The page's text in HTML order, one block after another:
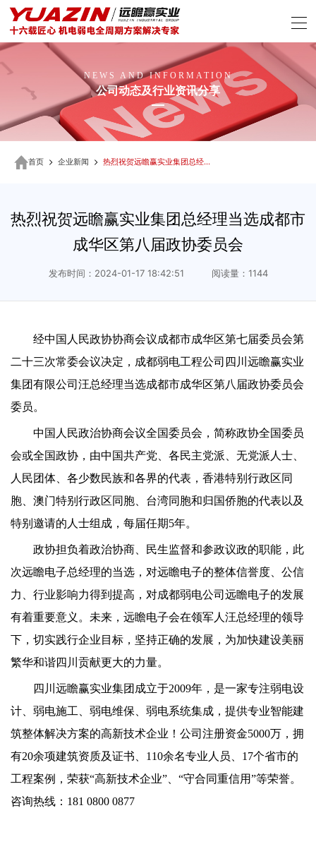
NEWS AND INFORMATION
公司动态及行业资讯分享
首页 企业新闻 热烈祝贺远瞻赢实业集团总经理当选成都市成华区第八届政协委员会
热烈祝贺远瞻赢实业集团总经理当选成都市
成华区第八届政协委员会
发布时间：2024-01-17 18:42:51 阅读量：1144
经中国人民政协协商会议成都市成华区第七届委员会第
二十三次常委会议决定，成都弱电工程公司四川远瞻赢实业
集团有限公司汪总经理当选成都市成华区第八届政协委员会
委员。
中国人民政治协商会议全国委员会，简称政协全国委员
会或全国政协，由中国共产党、各民主党派、无党派人士、
人民团体、各少数民族和各界的代表，香港特别行政区同
胞、澳门特别行政区同胞、台湾同胞和归国侨胞的代表以及
特别邀请的人士组成，每届任期5年。
政协担负着政治协商、民生监督和参政议政的职能，此
次远瞻电子总经理的当选，对远瞻电子的整体信誉度、公信
力、行业影响力得到提高，对成都弱电公司远瞻电子的发展
有着重要意义。未来，远瞻电子会在领军人汪总经理的领导
下，切实践行企业目标，坚持正确的发展，为加快建设美丽
繁华和谐四川贡献更大的力量。
四川远瞻赢实业集团成立于2009年，是一家专注弱电设
计、弱电施工、弱电维保、弱电系统集成，提供专业智能建
筑整体解决方案的高新技术企业！公司注册资金5000万，拥
有20余项建筑资质及证书、110余名专业人员、17个省市的
工程案例，荣获“高新技术企业”、“守合同重信用”等荣誉。
咨询热线：181 0800 0877